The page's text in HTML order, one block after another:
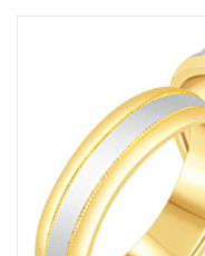
Gouden Munten
Baby Armbanden
Armbanden